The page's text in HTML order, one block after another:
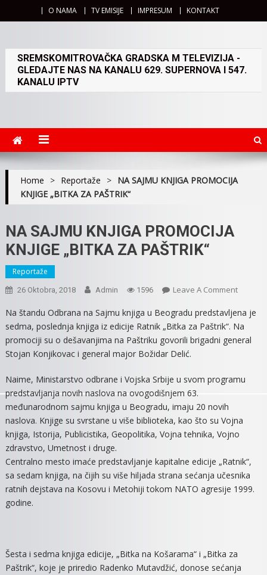
O NAMA TV EMISIJE IMPRESUM KONTAKT
SREMSKOMITROVAČKA GRADSKA M TELEVIZIJA -
GLEDAJTE NAS NA KANALU 629. SUPERNOVA I 547.
KANALU IPTV
Home > Reportaže > NA SAJMU KNJIGA PROMOCIJA
KNJIGE „BITKA ZA PAŠTRIK“
NA SAJMU KNJIGA PROMOCIJA
KNJIGE „BITKA ZA PAŠTRIK“
Reportaže
26 Oktobra, 2018 Admin 1596 Leave A CommentOn
SAJMU
KNJIGA
ZA
Na štandu Odbrana na Sajmu knjiga u Beogradu predstavljena je
sedma, poslednja knjiga iz edicije Ratnik „Bitka za Paštrik“. Na
promociji su o dešavanjima na Paštriku govorili brigadni general
Stojan Konjikovac i general major Božidar Delić.
Naime, Ministarstvo odbrane i Vojska Srbije u svom programu
predstavljanja novih naslova na ovogodišnjem 63.
međunarodnom sajmu knjiga u Beogradu, imaju 20 novih
naslova. Knjige su svrstane u više biblioteka, kao što su Vojna
knjiga, Istorija, Publicistika, Geopolitika, Vojna tehnika, Vojno
zdravstvo, Umetnost i druge.
Centralno mesto imaće predstavljanje kapitalne edicije „Ratnik“,
sa sedam knjiga, na čijih su više hiljada strana sećanja učesnika
ratnih dejstava na Kosovu i Metohiji tokom NATO agresije 1999.
godine.
Šesta i sedma knjiga edicije, „Bitka na Košarama“ i „Bitka za
Paštrik“, koje je priredio Radenko Mutavdžić, donose sećanja